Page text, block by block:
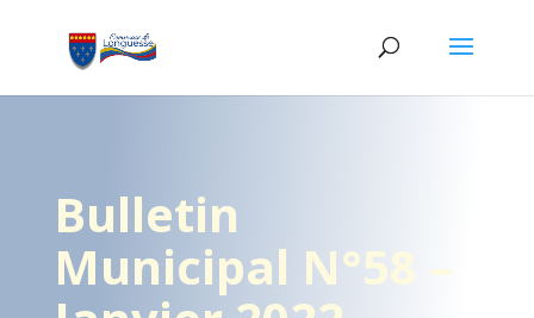
Bulletin
Municipal N°58 –